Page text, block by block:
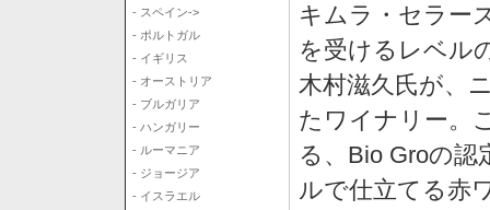
- スペイン->
- ポルトガル
- イギリス
- オーストリア
- ブルガリア
- ハンガリー
- ルーマニア
- ジョージア
- イスラエル
キムラ・セラー
を受けるレベル
木村滋久氏が、
たワイナリー。
る、Bio Groの
ルで仕立てる赤